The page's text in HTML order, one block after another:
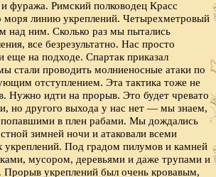
и фуража. Римский полководец Красс
моря линию укреплений. Четырехметровый
над ним. Сколько раз мы пытались
все безрезультатно. Нас просто
на подходе. Спартак приказал
стали проводить молниеносные атаки по
отступлением. Эта тактика тоже не
Нужно идти на прорыв. Это будет чревато
но другого выхода у нас нет — мы знаем,
попавшими в плен рабами. Мы дождались
зимней ночи и атаковали всеми
укреплений. Под градом пилумов и камней
мусором, деревьями и даже трупами и
укреплений был очень кровавым,